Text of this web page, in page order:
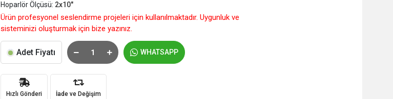
Hoparlör Ölçüsü: 2x10"
Ürün profesyonel seslendirme projeleri için kullanılmaktadır. Uygunluk ve
sisteminizi oluşturmak için bize yazınız.
Adet Fiyatı WHATSAPP
Hızlı Gönderi İade ve Değişim